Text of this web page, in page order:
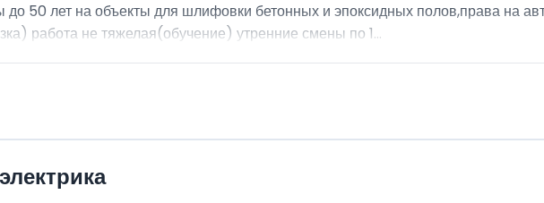
50 лет на объекты для шлифовки бетонных и эпоксидных полов,права на
работа не тяжелая(обучение) утренние смены по 1...